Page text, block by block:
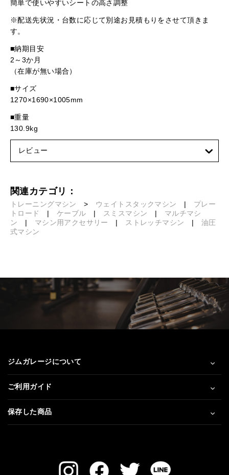
簡単で使いやすいシートの高さ調整
※配送先状況・台数に応じて別途お見積もりをさせて頂きま
す。
■納期目安
2～3か月
（在庫が無い場合）
■サイズ
1270×1690×1005mm
■重量
130.9kg
レビュー
関連カテゴリ：
トレーニングマシン > ウェイトスタックマシン | プレー
トロード
| ケーブル | スミスマシン | マルチマシ
ン | マシン用アクセサリー | ストレッチマシン | 油圧
式マシン
ジムガレージについて
ご利用ガイド
保存した商品